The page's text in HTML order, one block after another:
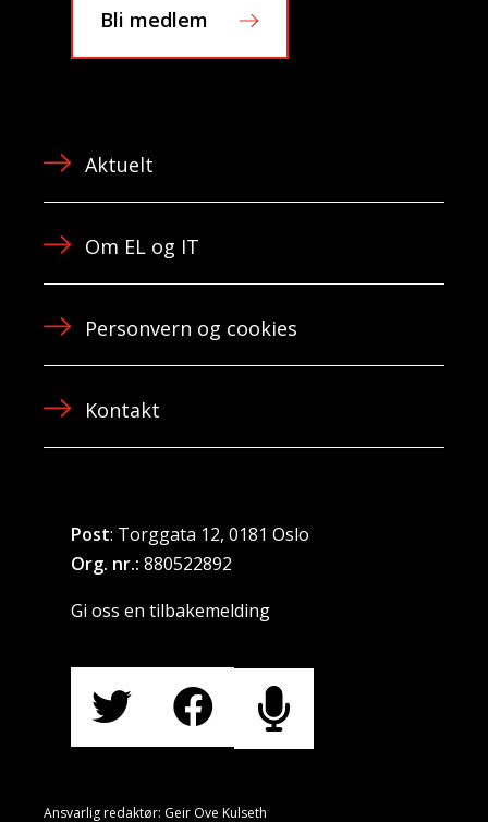
Bli medlem
Aktuelt
Om EL og IT
Personvern og cookies
Kontakt
Post: Torggata 12, 0181 Oslo
Org. nr.: 880522892
Gi oss en tilbakemelding
Ansvarlig redaktør: Geir Ove Kulseth